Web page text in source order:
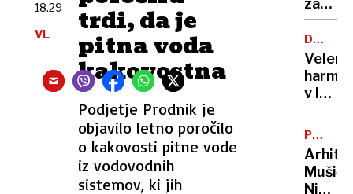
trdi, da je
pitna voda
kakovostna
Podjetje Prodnik je
objavilo letno poročilo
o kakovosti pitne vode
iz vodovodnih
sistemov, ki jih
18.29
VL
Bančni
s
pasom
zadavil
v lov
na
nov
rekord
CENTER
Mušič:
Nikoli